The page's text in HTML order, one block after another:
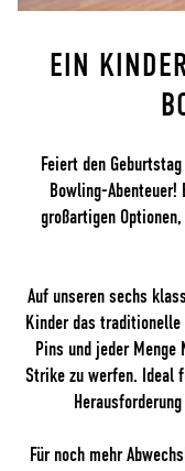
EIN
Feiert den
Bowling-
großartigen
Auf unseren sechs
Kinder das traditionelle
Pins und jeder
Strike zu werfen. Ideal
Für noch mehr